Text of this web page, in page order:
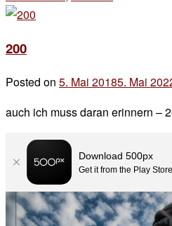
200
Posted on 5. Mai 20185. Mai
auch ich muss daran erinnern –